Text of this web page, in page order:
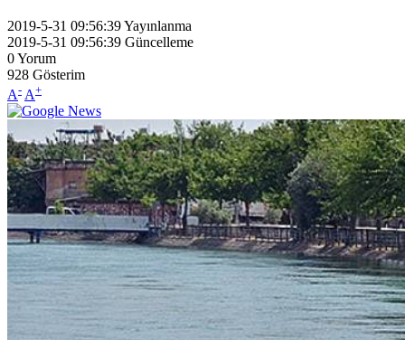
2019-5-31 09:56:39Yayınlanma
2019-5-31 09:56:39 Güncelleme
0Yorum
928 Gösterim
A- A+